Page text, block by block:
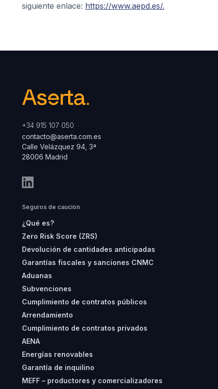
siguiente enlace: https://www.aepd.es/.
+34 915 107 050
contacto@aserta.com.es
Calle Velázquez 94, 3ª
28006 Madrid
Seguros de caución
¿Qué es?
Zero Risk Score (ZRS)
Devolución de cantidades anticipadas
Garantías fiscales y sanciones CNMC
Aduanas
Subvenciones
Cumplimiento de contratos públicos
Arrendamiento
Cumplimiento de contratos privados
AENA
Energías renovables
Garantía de inquilino
MEFF – productores y comercializadores